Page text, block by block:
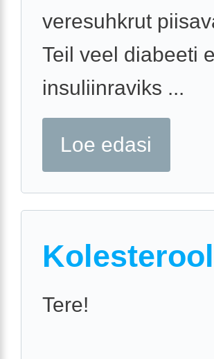
veresuhkrut
Teil veel diabeeti
insuliinraviks ...
Loe edasi
Tere!